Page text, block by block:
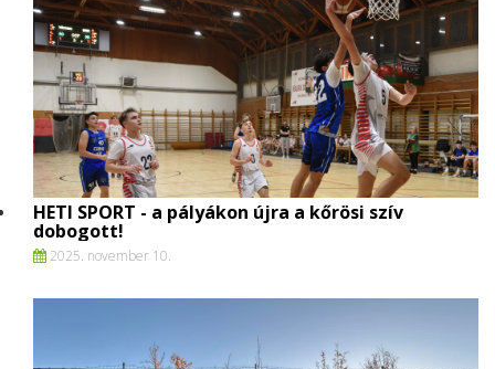
HETI SPORT - a pályákon újra a kőrösi szív
dobogott!
2025. november 10.